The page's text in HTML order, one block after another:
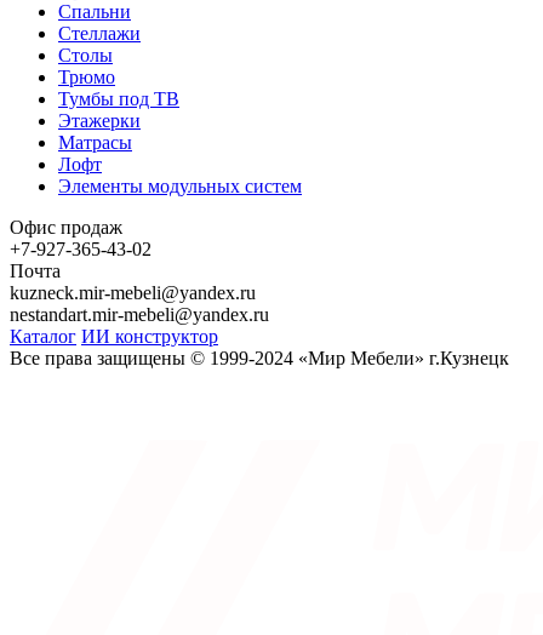
Спальни
Стеллажи
Столы
Трюмо
Тумбы под ТВ
Этажерки
Матрасы
Лофт
Элементы модульных систем
Офис продаж
+7-927-365-43-02
Почта
kuzneck.mir-mebeli@yandex.ru
nestandart.mir-mebeli@yandex.ru
Каталог ИИ конструктор
Все права защищены © 1999-2024 «Мир Мебели» г.Кузнецк